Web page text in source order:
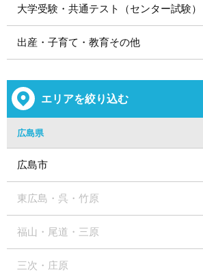
大学受験・共通テスト（センター試験）
出産・子育て・教育その他
エリアを絞り込む
広島県
広島市
東広島・呉・竹原
福山・尾道・三原
三次・庄原